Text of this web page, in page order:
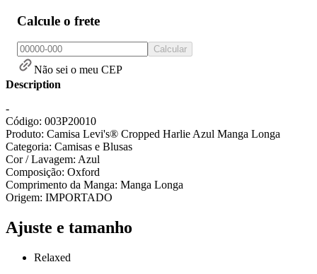
Calcule o frete
Calcular
Não sei o meu CEP
Description
-
Código: 003P20010
Produto: Camisa Levi's® Cropped Harlie Azul Manga Longa
Categoria: Camisas e Blusas
Cor / Lavagem: Azul
Composição: Oxford
Comprimento da Manga: Manga Longa
Origem: IMPORTADO
Ajuste e tamanho
Relaxed